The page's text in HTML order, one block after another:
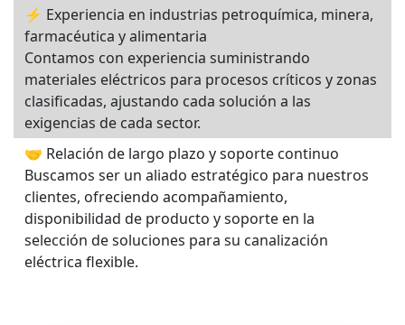
⚡ Experiencia en industrias petroquímica, minera,
farmacéutica y alimentaria
Contamos con experiencia suministrando
materiales eléctricos para procesos críticos y zonas
clasificadas, ajustando cada solución a las
exigencias de cada sector.
🤝 Relación de largo plazo y soporte continuo
Buscamos ser un aliado estratégico para nuestros
clientes, ofreciendo acompañamiento,
disponibilidad de producto y soporte en la
selección de soluciones para su canalización
eléctrica flexible.